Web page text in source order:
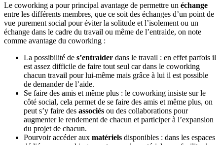
Le coworking a pour principal avantage de permettre un échange
entre les différents membres, que ce soit des échanges d’un point de
vue purement social pour éviter la solitude et l’isolement ou un
échange dans le cadre du travail ou même de l’entraide, on note
comme avantage du coworking :
La possibilité de s’entraider dans le travail : en effet parfois il
est assez difficile de faire tout seul car dans le coworking
chacun travail pour lui-même mais grâce à lui il est possible
de demander de l’aide.
Se faire des amis et même plus : le coworking insiste sur le
côté social, cela permet de se faire des amis et même plus, on
peut s’y faire des associés ou des collaborations pour
augmenter le rendement de chacun et participer à l’expansion
du projet de chacun.
Pourvoir accéder aux matériels disponibles : dans les espaces